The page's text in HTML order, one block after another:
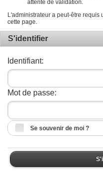
attente de validation.
L'administrateur a peut-être requis
cette page.
S'identifier
Identifiant:
Mot de passe:
Se souvenir de moi ?